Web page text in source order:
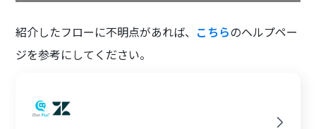
紹介したフローに不明点があれば、 こちらのヘルプペー
ジを参考にしてください。